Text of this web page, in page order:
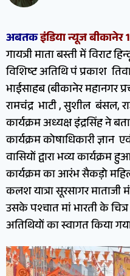
अबतकइंडिया न्यूज बीकानेर
गायत्री माता बस्ती में
विशिष्ट अतिथि पं प्रकाश
भाईसाहब (बीकानेर महानगर
रामचंद्र भाटी , सुशील बंसल,
कार्यक्रम अध्यक्ष इंद्रसिंह ने
कार्यक्रम कोषाधिकारी ज्ञान
वासियों द्वारा भव्य कार्यक्रम
कार्यक्रम का आरंभ सैकड़ो
कलश यात्रा सूरसागर
उसके पश्चात मां भारती के
अतिथियों का स्वागत किया